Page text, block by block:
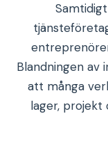
Blandningen av
att många
lager, projekt